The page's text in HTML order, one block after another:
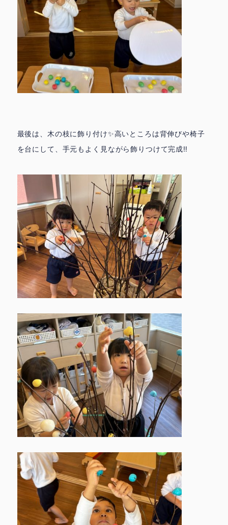
最後は、木の枝に飾り付け✨高いところは背伸びや椅子
を台にして、手元もよく見ながら飾りつけて完成‼️
城北園アクセス ▶
facebook instagram お問合せ 採用情報
トップページ